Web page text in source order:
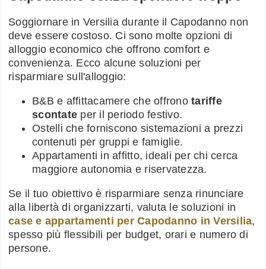
Soggiornare in Versilia durante il Capodanno non
deve essere costoso. Ci sono molte opzioni di
alloggio economico che offrono comfort e
convenienza. Ecco alcune soluzioni per
risparmiare sull'alloggio:
B&B e affittacamere che offrono tariffe
scontate per il periodo festivo.
Ostelli che forniscono sistemazioni a prezzi
contenuti per gruppi e famiglie.
Appartamenti in affitto, ideali per chi cerca
maggiore autonomia e riservatezza.
Se il tuo obiettivo è risparmiare senza rinunciare
alla libertà di organizzarti, valuta le soluzioni in
case e appartamenti per Capodanno in Versilia,
spesso più flessibili per budget, orari e numero di
persone.